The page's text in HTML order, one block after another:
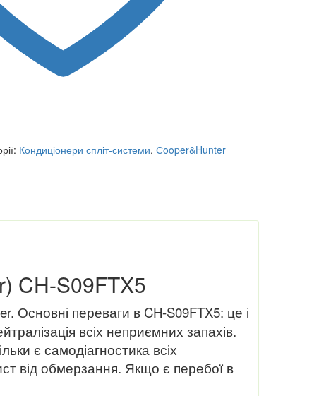
Кондиціонери спліт-системи, Сooper&Hunter
CH-S09FTX5
Основні переваги в CH-S09FTX5: це і
всіх неприємних запахів.
є самодіагностика всіх
від обмерзання. Якщо є перебої в